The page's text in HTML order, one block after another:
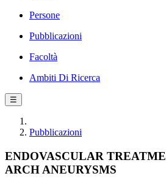
Persone
Pubblicazioni
Facoltà
Ambiti Di Ricerca
☰
Pubblicazioni
ENDOVASCULAR
ARCH ANEURYSMS